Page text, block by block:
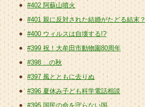
#402 阿蘇山噴火
#401 親に反対された結婚がたどる結末？
#400 ウィルスは自壊する!?
#399 祝！大牟田市動物園80周年
#398 ...の秋
#397 風とともに去りぬ
#396 夏休み子ども科学電話相談
#395 国民の命を守らない国